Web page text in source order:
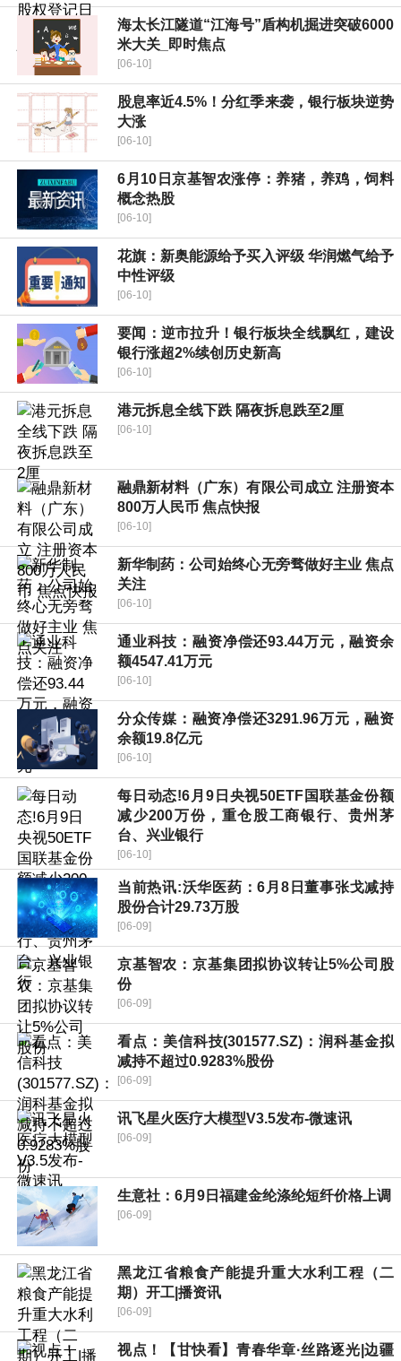
海太长江隧道“江海号”盾构机掘进突破6000
米大关_即时焦点
[06-10]
股息率近4.5%！分红季来袭，银行板块逆势
大涨
[06-10]
6月10日京基智农涨停：养猪，养鸡，饲料
概念热股
[06-10]
花旗：新奥能源给予买入评级 华润燃气给予
中性评级
[06-10]
要闻：逆市拉升！银行板块全线飘红，建设
银行涨超2%续创历史新高
[06-10]
港元拆息全线下跌 隔夜拆息跌至2厘
[06-10]
融鼎新材料（广东）有限公司成立 注册资本
800万人民币 焦点快报
[06-10]
新华制药：公司始终心无旁骛做好主业 焦点
关注
[06-10]
通业科技：融资净偿还93.44万元，融资余
额4547.41万元
[06-10]
分众传媒：融资净偿还3291.96万元，融资
余额19.8亿元
[06-10]
每日动态!6月9日央视50ETF国联基金份额
减少200万份，重仓股工商银行、贵州茅
台、兴业银行
[06-10]
当前热讯:沃华医药：6月8日董事张戈减持
股份合计29.73万股
[06-09]
京基智农：京基集团拟协议转让5%公司股
份
[06-09]
看点：美信科技(301577.SZ)：润科基金拟
减持不超过0.9283%股份
[06-09]
讯飞星火医疗大模型V3.5发布-微速讯
[06-09]
生意社：6月9日福建金纶涤纶短纤价格上调
[06-09]
黑龙江省粮食产能提升重大水利工程（二
期）开工|播资讯
[06-09]
视点！【甘快看】青春华章·丝路逐光|边疆